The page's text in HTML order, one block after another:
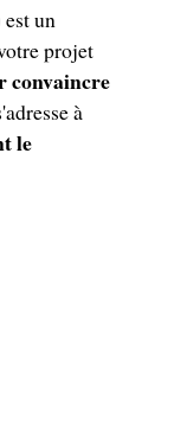
un
projet
convaincre
à
le